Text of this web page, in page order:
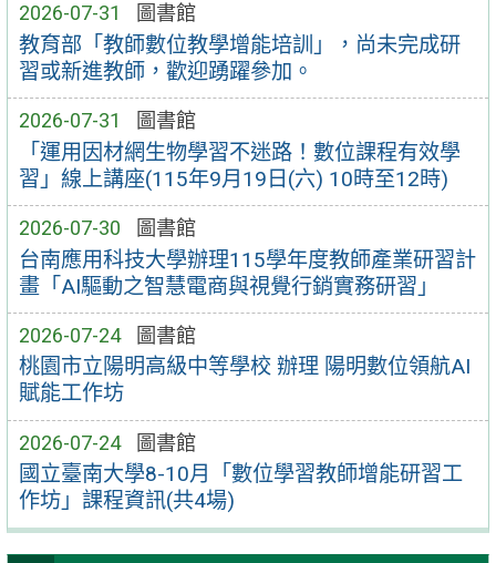
2026-07-31 圖書館
教育部「教師數位教學增能培訓」，尚未完成研
習或新進教師，歡迎踴躍參加。
2026-07-31 圖書館
「運用因材網生物學習不迷路！數位課程有效學
習」線上講座(115年9月19日(六) 10時至12時)
2026-07-30 圖書館
台南應用科技大學辦理115學年度教師產業研習計
畫「AI驅動之智慧電商與視覺行銷實務研習」
2026-07-24 圖書館
桃園市立陽明高級中等學校 辦理 陽明數位領航AI
賦能工作坊
2026-07-24 圖書館
國立臺南大學8-10月「數位學習教師增能研習工
作坊」課程資訊(共4場)